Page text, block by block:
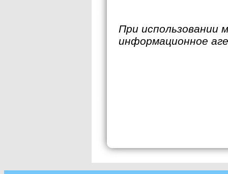
При использовании
информационное